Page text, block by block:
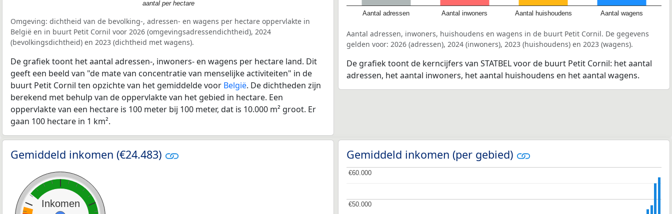
aantal per hectare
Omgeving: dichtheid van de bevolking-, adressen- en wagens per hectare oppervlakte in
België en in buurt Petit Cornil voor 2026 (omgevingsadressendichtheid), 2024
(bevolkingsdichtheid) en 2023 (dichtheid met wagens).
De grafiek toont het aantal adressen-, inwoners- en wagens per hectare land. Dit
geeft een beeld van "de mate van concentratie van menselijke activiteiten" in de
buurt Petit Cornil ten opzichte van het gemiddelde voor België. De dichtheden zijn
berekend met behulp van de oppervlakte van het gebied in hectare. Een
oppervlakte van een hectare is 100 meter bij 100 meter, dat is 10.000 m² groot. Er
gaan 100 hectare in 1 km².
Aantal adressen Aantal inwoners Aantal huishoudens Aantal wagens
Aantal adressen, inwoners, huishoudens en wagens in de buurt Petit Cornil. De gegevens
gelden voor: 2026 (adressen), 2024 (inwoners), 2023 (huishoudens) en 2023 (wagens).
De grafiek toont de kerncijfers van STATBEL voor de buurt Petit Cornil: het aantal
adressen, het aantal inwoners, het aantal huishoudens en het aantal wagens.
Gemiddeld inkomen (€24.483)
Inkomen
Gemiddeld inkomen (per gebied)
€50.000
€50.000
€60.000
€60.000